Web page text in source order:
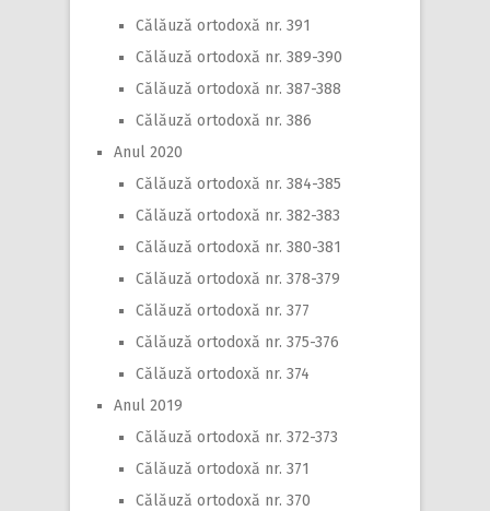
Călăuză ortodoxă nr. 391
Călăuză ortodoxă nr. 389-390
Călăuză ortodoxă nr. 387-388
Călăuză ortodoxă nr. 386
Anul 2020
Călăuză ortodoxă nr. 384-385
Călăuză ortodoxă nr. 382-383
Călăuză ortodoxă nr. 380-381
Călăuză ortodoxă nr. 378-379
Călăuză ortodoxă nr. 377
Călăuză ortodoxă nr. 375-376
Călăuză ortodoxă nr. 374
Anul 2019
Călăuză ortodoxă nr. 372-373
Călăuză ortodoxă nr. 371
Călăuză ortodoxă nr. 370